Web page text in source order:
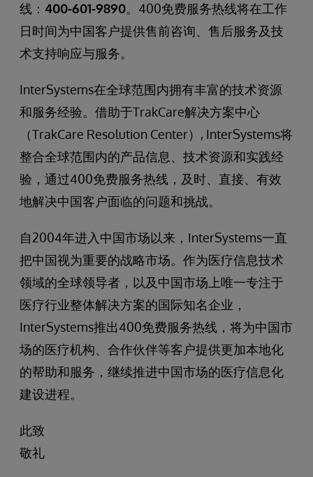
线： 400-601-9890。400免费服务热线将在工作
日时间为中国客户提供售前咨询、售后服务及技
术支持响应与服务。
InterSystems在全球范围内拥有丰富的技术资源
和服务经验。借助于TrakCare解决方案中心
（TrakCare Resolution Center）, InterSystems将
整合全球范围内的产品信息、技术资源和实践经
验，通过400免费服务热线，及时、直接、有效
地解决中国客户面临的问题和挑战。
自2004年进入中国市场以来，InterSystems一直
把中国视为重要的战略市场。作为医疗信息技术
领域的全球领导者，以及中国市场上唯一专注于
医疗行业整体解决方案的国际知名企业，
InterSystems推出400免费服务热线，将为中国市
场的医疗机构、合作伙伴等客户提供更加本地化
的帮助和服务，继续推进中国市场的医疗信息化
建设进程。
此致
敬礼